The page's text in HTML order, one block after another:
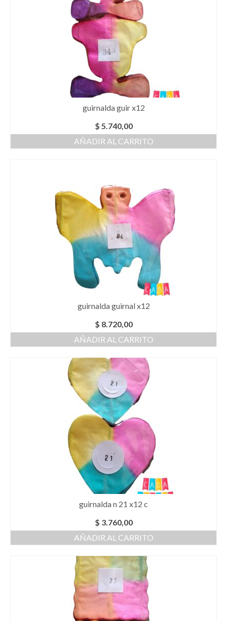
guirnalda guir x12
$ 5.740,00
AÑADIR AL CARRITO
guirnalda guirnal x12
$ 8.720,00
AÑADIR AL CARRITO
guirnalda n 21 x12 c
$ 3.760,00
AÑADIR AL CARRITO